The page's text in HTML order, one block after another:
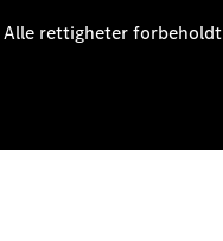
Alle rettigheter forbeholdt